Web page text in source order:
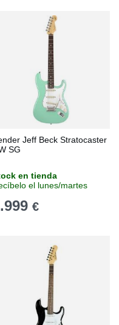
Jeff Beck Stratocaster
SG
en tienda
el lunes/martes
€